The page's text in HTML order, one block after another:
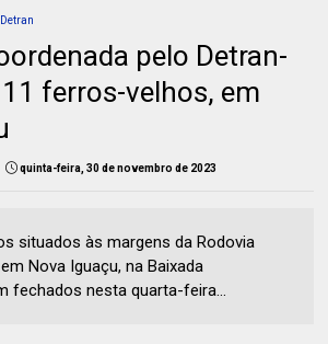
Detran
pelo Detran-
ferros-velhos, em
quinta-feira, 30 de novembro de 2023
situados às margens da Rodovia
Nova Iguaçu, na Baixada
fechados nesta quarta-feira...